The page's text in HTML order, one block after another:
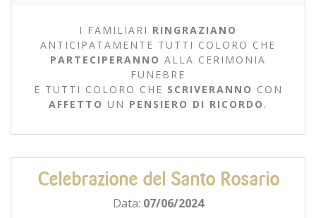
I FAMILIARI RINGRAZIANO
ANTICIPATAMENTE TUTTI COLORO CHE
PARTECIPERANNO ALLA CERIMONIA
FUNEBRE
E TUTTI COLORO CHE SCRIVERANNO CON
AFFETTO UN PENSIERO DI RICORDO .
Celebrazione del Santo Rosario
Data: 07/06/2024